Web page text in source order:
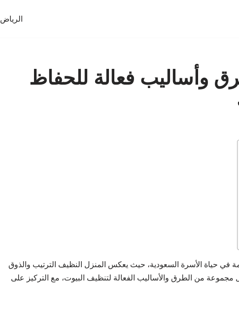
الرياض
وأساليب فعالة للحفاظ
في حياة الأسرة السعودية، حيث يعكس المنزل النظيف الترتيب والذوق
مجموعة من الطرق والأساليب الفعالة لتنظيف البيوت، مع التركيز على